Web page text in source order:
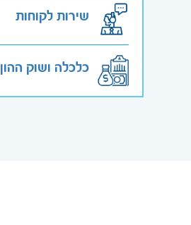
שירות לקוחות
כלכלה ושוק ההון